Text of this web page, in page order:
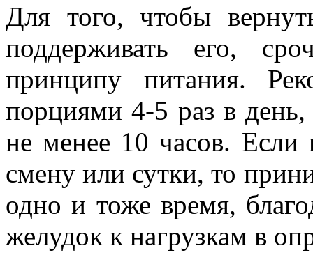
Для того, чтобы
поддерживать его,
принципу питания.
порциями 4-5 раз в
не менее 10 часов. Если
смену или сутки, то
одно и тоже время,
желудок к нагрузкам в